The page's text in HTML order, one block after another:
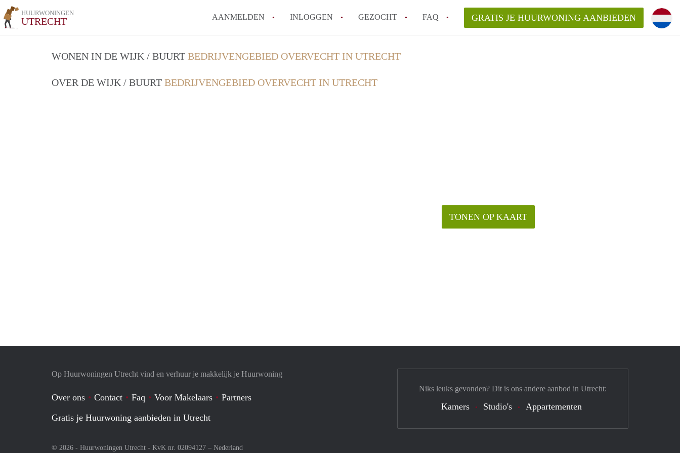
HUURWONINGEN
UTRECHT AANMELDEN INLOGGEN GEZOCHT FAQ
Wat is HuurwoningenUtrecht?
GRATIS JE HUURWONING AANBIEDEN
WONEN IN DE WIJK / BUURT BEDRIJVENGEBIED OVERVECHT IN UTRECHT
OVER DE WIJK / BUURT BEDRIJVENGEBIED OVERVECHT IN UTRECHT
TONEN OP KAART
Op Huurwoningen Utrecht vind en verhuur je makkelijk je Huurwoning
Over ons Contact Faq Voor Makelaars
Partners
Gratis je Huurwoning aanbieden in Utrecht
© 2026 - Huurwoningen Utrecht - KvK nr. 02094127 – Nederland
Niks leuks gevonden? Dit is ons andere aanbod in Utrecht:
Kamers Studio's Appartementen